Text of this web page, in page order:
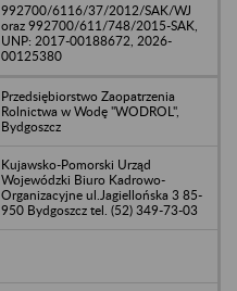
992700/6116/37/2012/SAK/WJ
oraz 992700/611/748/2015-SAK,
UNP: 2017-00188672, 2026-
00125380
Przedsiębiorstwo Zaopatrzenia
Rolnictwa w Wodę "WODROL",
Bydgoszcz
Kujawsko-Pomorski Urząd
Wojewódzki Biuro Kadrowo-
Organizacyjne ul.Jagiellońska 3 85-
950 Bydgoszcz tel. (52) 349-73-03